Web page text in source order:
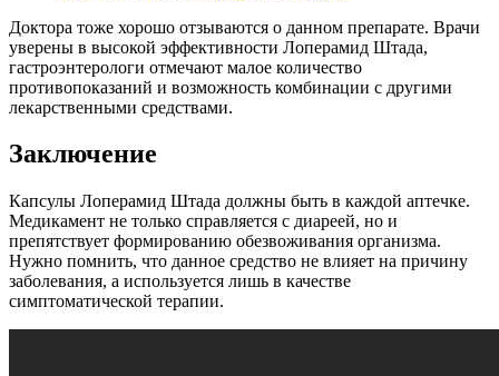
Доктора тоже хорошо отзываются о данном препарате. Врачи
уверены в высокой эффективности Лоперамид Штада,
гастроэнтерологи отмечают малое количество
противопоказаний и возможность комбинации с другими
лекарственными средствами.
Заключение
Капсулы Лоперамид Штада должны быть в каждой аптечке.
Медикамент не только справляется с диареей, но и
препятствует формированию обезвоживания организма.
Нужно помнить, что данное средство не влияет на причину
заболевания, а используется лишь в качестве
симптоматической терапии.